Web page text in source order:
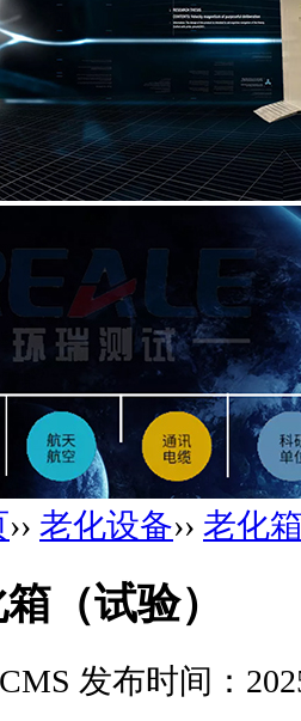
›› 老化设备›› 老化
（试验）
发布时间：